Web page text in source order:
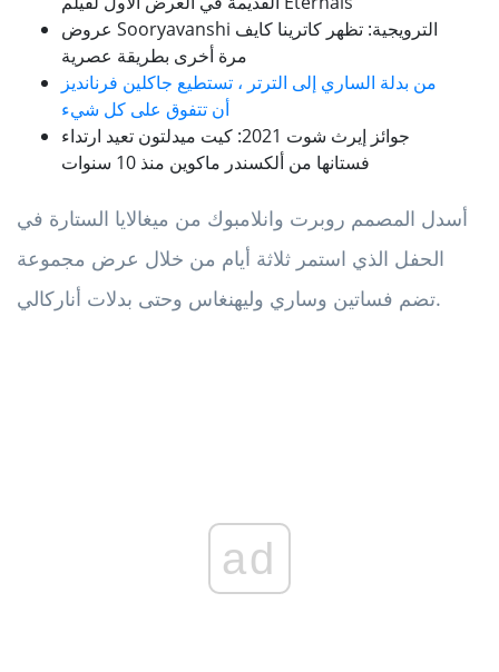
عروض Sooryavanshi الترويجية: تظهر كاترينا كايف
مرة أخرى بطريقة عصرية
من بدلة الساري إلى الترتر ، تستطيع جاكلين فرنانديز
أن تتفوق على كل شيء
جوائز إيرث شوت 2021: كيت ميدلتون تعيد ارتداء
فستانها من ألكسندر ماكوين منذ 10 سنوات
أسدل المصمم روبرت وانلامبوك من ميغالايا الستارة في
الحفل الذي استمر ثلاثة أيام من خلال عرض مجموعة
تضم فساتين وساري وليهنغاس وحتى بدلات أناركالي.
ad